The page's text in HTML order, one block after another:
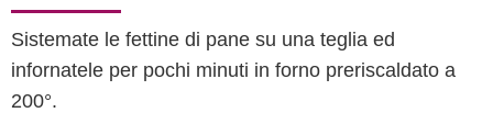
Sistemate le fettine di pane su una teglia ed
infornatele per pochi minuti in forno preriscaldato a
200°.